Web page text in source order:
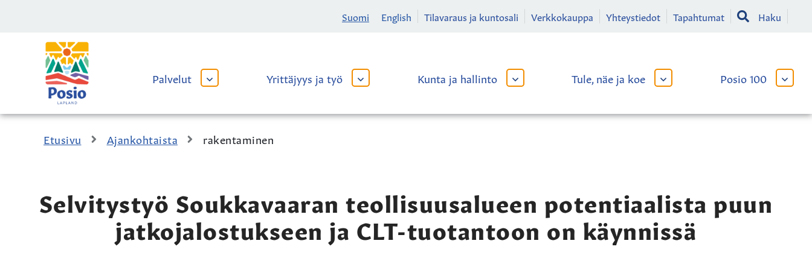
Suomi English Tilavaraus ja kuntosali Verkkokauppa Yhteystiedot Tapahtumat Haku
Kaupungin
logo
Palvelut
AVAA
ALAVALIKKO
Yrittäjyys ja työ
AVAA
ALAVALIKKO
Kunta ja hallinto
AVAA
ALAVALIKKO
Tule, näe ja koe
AVAA
ALAVALIKKO
Posio 100
AVAA
Etusivu Ajankohtaista rakentaminen
Selvitystyö Soukkavaaran teollisuusalueen potentiaalista puun
jatkojalostukseen ja CLT-tuotantoon on käynnissä